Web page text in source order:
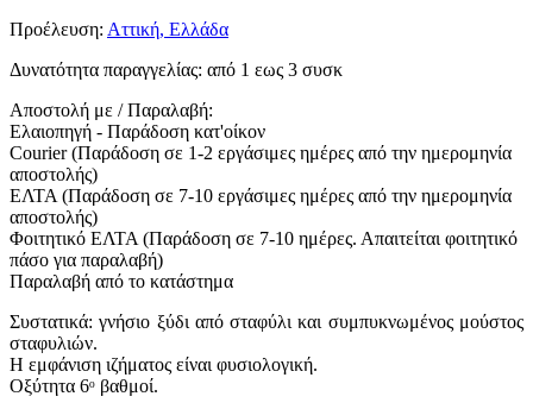
Προέλευση: Αττική, Ελλάδα
Δυνατότητα παραγγελίας: από 1 εως 3 συσκ
Αποστολή με / Παραλαβή:
Ελαιοπηγή - Παράδοση κατ'οίκον
Courier (Παράδοση σε 1-2 εργάσιμες ημέρες από την ημερομηνία
αποστολής)
ΕΛΤΑ (Παράδοση σε 7-10 εργάσιμες ημέρες από την ημερομηνία
αποστολής)
Φοιτητικό ΕΛΤΑ (Παράδοση σε 7-10 ημέρες. Απαιτείται φοιτητικό
πάσο για παραλαβή)
Παραλαβή από το κατάστημα
Συστατικά: γνήσιο ξύδι από σταφύλι και συμπυκνωμένος μούστος
σταφυλιών.
Η εμφάνιση ιζήματος είναι φυσιολογική.
Οξύτητα 6ᵒ βαθμοί.